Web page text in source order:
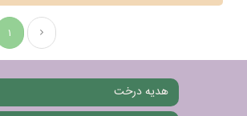
1
هدیه درخت